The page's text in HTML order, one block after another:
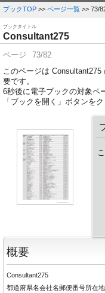
ブックTOP >> ページ一覧 >> 73/
ブックタイトル
Consultant275
ページ
73/82
このページは
要です。
6秒後に電子ブックの対象ペ
「ブックを開く」ボタンを
概要
Consultant275
都道府県名会社名郵便番号所在